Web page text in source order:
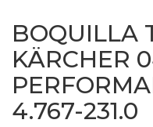
OFERTAS
CATÁLOGOS
BOQUILLA
KÄRCHER
4.767-231.0